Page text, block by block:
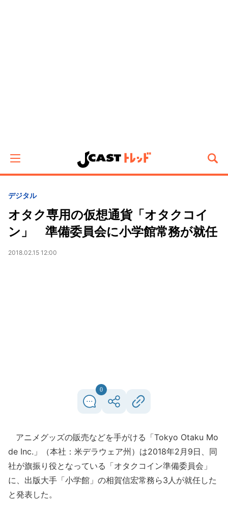
デジタル
オタク専用の仮想通貨「オタクコイ
ン」 準備委員会に小学館常務が就任
2018.02.15 12:00
0
アニメグッズの販売などを手がける「Tokyo Otaku Mo
de Inc.」（本社：米デラウェア州）は2018年2月9日、同
社が旗振り役となっている「オタクコイン準備委員会」
に、出版大手「小学館」の相賀信宏常務ら3人が就任した
と発表した。